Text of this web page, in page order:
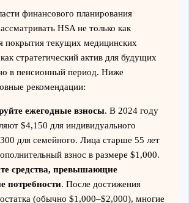
финансового планирования
HSA не только как
покрытия текущих медицинских
стратегический актив для будущих
в пенсионный период. Ниже
рекомендации:
ежегодные взносы. В 2024 году
$4,150 для индивидуального
для семейного. Лица старше 55 лет
взнос в размере $1,000.
средства, превышающие
потребности. После достижения
(обычно $1,000–$2,000), многие